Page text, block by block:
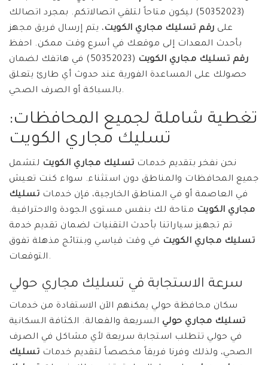
(50352023) ليكون متاحاً لتلقي اتصالاتكم. بمجرد اتصالك
على رقم تسليك مجاري الكويت، يتم إرسال فريق مجهز
بأحدث المعدات إلى موقعك في أسرع وقت ممكن. احفظ
رقم تسليك مجاري الكويت
(50352023) في هاتفك لضمان
حصولك على المساعدة الفورية عند حدوث أي طارئ يتعلق
بالسباكة أو الصرف الصحي.
تغطية شاملة لجميع المحافظات:
تسليك مجاري الكويت
نحن نفخر بتقديم خدمات تسليك مجاري الكويت لتشمل
جميع المحافظات والمناطق دون استثناء. سواء كنت تعيش
في العاصمة أو في المناطق الخارجية، فإن خدمات تسليك
مجاري الكويت متاحة لك بنفس مستوى الجودة والاحترافية.
تم تجهيز سياراتنا بأحدث التقنيات لضمان تقديم خدمة
تسليك مجاري الكويت في وقت قياسي وبنتائج مذهلة تفوق
التوقعات.
سرعة الاستجابة في تسليك مجاري حولي
سكان محافظة حولي يمكنهم الآن الاستفادة من خدمات
تسليك مجاري حولي السريعة والفعالة. الكثافة السكانية
في حولي تتطلب استجابة سريعة لأي مشاكل في الصرف
الصحي، ولذلك وفرنا فريقاً مخصصاً لتقديم خدمات تسليك